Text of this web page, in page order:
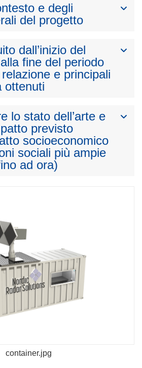
e degli
del progetto
dall’inizio del
fine del periodo
e principali
ottenuti
lo stato dell’arte e
previsto
socioeconomico
sociali più ampie
ad ora)
container.jpg